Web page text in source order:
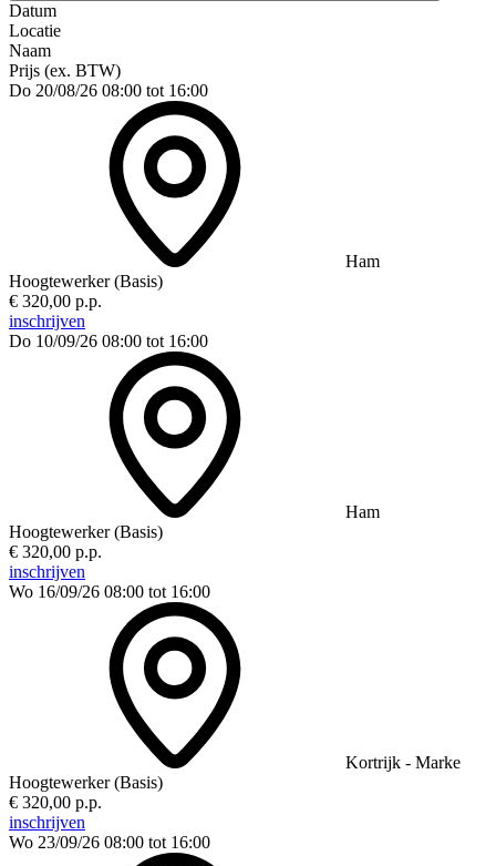
Datum
Locatie
Naam
Prijs (ex. BTW)
Do 20/08/26 08:00 tot 16:00
Ham
Hoogtewerker (Basis)
€ 320,00 p.p.
inschrijven
Do 10/09/26 08:00 tot 16:00
Ham
Hoogtewerker (Basis)
€ 320,00 p.p.
inschrijven
Wo 16/09/26 08:00 tot 16:00
Kortrijk - Marke
Hoogtewerker (Basis)
€ 320,00 p.p.
inschrijven
Wo 23/09/26 08:00 tot 16:00